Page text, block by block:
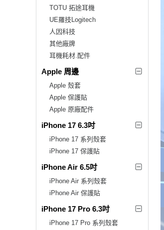
TOTU 拓途耳機
UE羅技Logitech
人因科技
其他廠牌
耳機耗材.配件
Apple 周邊
Apple 殼套
Apple 保護貼
Apple 原廠配件
iPhone 17 6.3吋
iPhone 17 系列殼套
iPhone 17 保護貼
iPhone Air 6.5吋
iPhone Air 系列殼套
iPhone Air 保護貼
iPhone 17 Pro 6.3吋
iPhone 17 Pro 系列殼套